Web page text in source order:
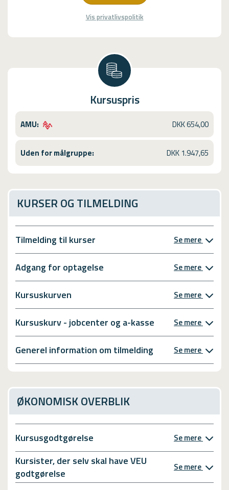
Vis privatlivspolitik
Kursuspris
AMU: DKK 654,00
Uden for målgruppe: DKK 1.947,65
KURSER OG TILMELDING
Tilmelding til kurser Se mere
Adgang for optagelse Se mere
Kursuskurven Se mere
Kursuskurv - jobcenter og a-kasse Se mere
Generel information om tilmelding Se mere
ØKONOMISK OVERBLIK
Kursusgodtgørelse Se mere
Kursister, der selv skal have VEU
godtgørelse
Se mere